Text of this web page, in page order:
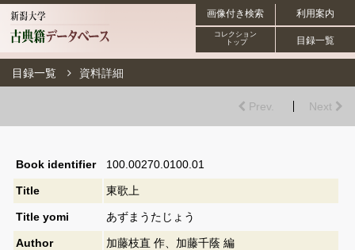
利用案内
画像付き検索
目録一覧
コレクション
トップ
目録一覧 資料詳細
Prev. Next
Book identifier 100.00270.0100.01
Title 東歌上
Title yomi あずまうたじょう
Author 加藤枝直 作、加藤千蔭 編